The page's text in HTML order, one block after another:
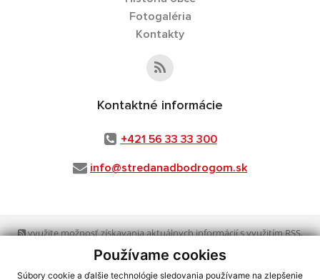
Používame cookies
Súbory cookie a ďalšie technológie sledovania používame na zlepšenie
Fotogaléria
Kontakty
Kontaktné informácie
+421 56 33 33 300
info@stredanadbodrogom.sk
využite možnosť získavania aktuálnych informácií s využitím RSS,
CMS systém (redakčný) systém ECHELON 2, Mapa stránok
webex.digital, s.r.o.,domény,registrácia domény
spoločnosť webex.digital, s.r.o.,technický prevádzkovateľ